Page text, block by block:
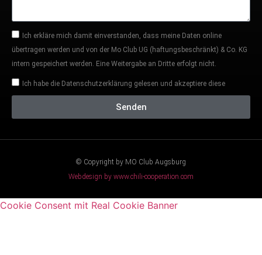
Ich erkläre mich damit einverstanden, dass meine Daten online
übertragen werden und von der Mo Club UG (haftungsbeschränkt) & Co. KG
intern gespeichert werden. Eine Weitergabe an Dritte erfolgt nicht.
Ich habe die Datenschutzerklärung gelesen und akzeptiere diese
Senden
© Copyright by MO Club Augsburg
Webdesign by www.chili-cooperation.com
Cookie Consent mit Real Cookie Banner